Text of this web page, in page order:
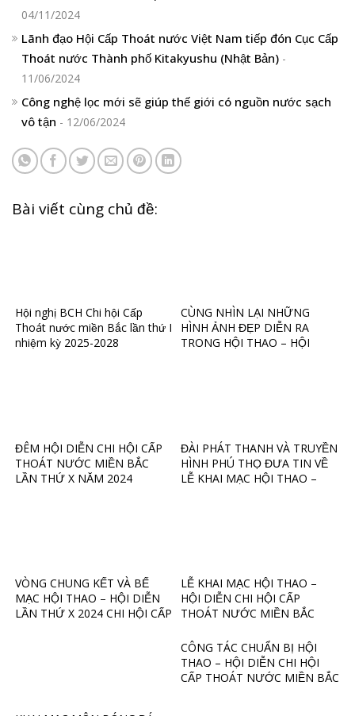
04/11/2024
Lãnh đạo Hội Cấp Thoát nước Việt Nam tiếp đón Cục Cấp
Thoát nước Thành phố Kitakyushu (Nhật Bản) -
11/06/2024
Công nghệ lọc mới sẽ giúp thế giới có nguồn nước sạch
vô tận - 12/06/2024
Bài viết cùng chủ đề:
Hội nghị BCH Chi hội Cấp
Thoát nước miền Bắc lần thứ I
nhiệm kỳ 2025-2028
CÙNG NHÌN LẠI NHỮNG
HÌNH ẢNH ĐẸP DIỄN RA
TRONG HỘI THAO – HỘI
ĐÊM HỘI DIỄN CHI HỘI CẤP
THOÁT NƯỚC MIỀN BẮC
LẦN THỨ X NĂM 2024
ĐÀI PHÁT THANH VÀ TRUYỀN
HÌNH PHÚ THỌ ĐƯA TIN VỀ
LỄ KHAI MẠC HỘI THAO –
VÒNG CHUNG KẾT VÀ BẾ
MẠC HỘI THAO – HỘI DIỄN
LẦN THỨ X 2024 CHI HỘI CẤP
LỄ KHAI MẠC HỘI THAO –
HỘI DIỄN CHI HỘI CẤP
THOÁT NƯỚC MIỀN BẮC
CÔNG TÁC CHUẨN BỊ HỘI
THAO – HỘI DIỄN CHI HỘI
CẤP THOÁT NƯỚC MIỀN BẮC